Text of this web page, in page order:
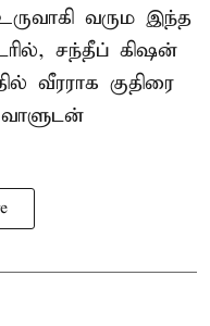
வரும இந்த
சந்தீப் கிஷன்
வீரராக குதிரை